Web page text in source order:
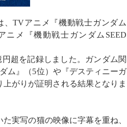
、TVアニメ『機動戦士ガンダム
ニメ『機動戦士ガンダムSEED
超を記録しました。ガンダム関
ム』（5位）や『デスティニーガ
上がりが証明される結果となりま
実写の猫の映像に字幕を重ね、